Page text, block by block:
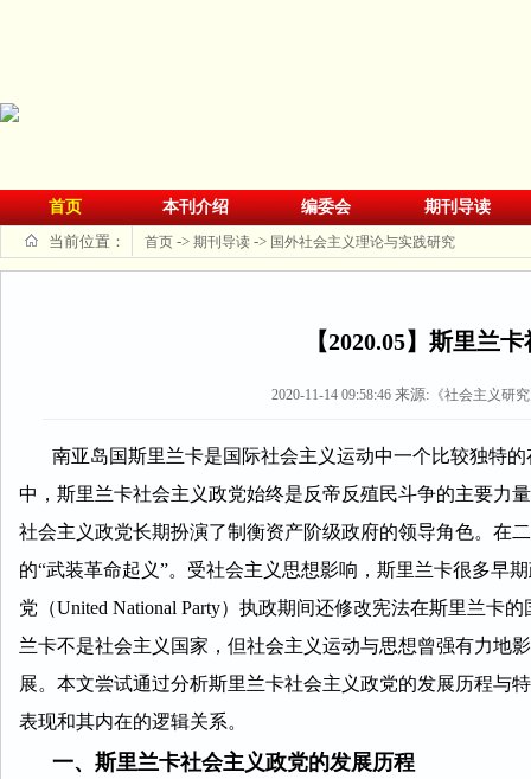
首页 本刊介绍 编委会
期刊导读
当前位置：
首页 -> 期刊导读 -> 国外社会主义理论与实践研究
【2020.05】斯里兰
2020-11-14 09:58:46 来源: 《社会主义研
南亚岛国斯里兰卡是国际社会主义运动中一个比较独特的
中，斯里兰卡社会主义政党始终是反帝反殖民斗争的主要力
社会主义政党长期扮演了制衡资产阶级政府的领导角色。在
的“武装革命起义”。受社会主义思想影响，斯里兰卡很多早
党（United National Party）执政期间还修改宪法在斯里兰卡
兰卡不是社会主义国家，但社会主义运动与思想曾强有力地
展。本文尝试通过分析斯里兰卡社会主义政党的发展历程与
表现和其内在的逻辑关系。
一、斯里兰卡社会主义政党的发展历程